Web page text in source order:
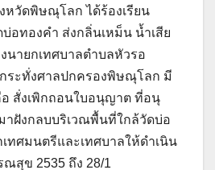
หวัดพิษณุโลก ได้ร้องเรียน
อทองคำ ส่งกลิ่นเหม็น น้ำเสีย
นายกเทศบาลตำบลหัวรอ
ระทั่งศาลปกครองพิษณุโลก มี
สั่งเพิกถอนใบอนุญาต ที่อนุ
าฝังกลบบริเวณพื้นที่ใกล้วัดบ่อ
ทศมนตรีและเทศบาลให้ดำเนิน
ณสุข 2535 ถึง 28/1